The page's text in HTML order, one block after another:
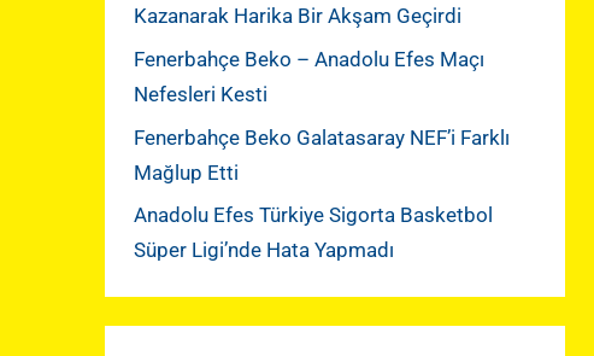
Kazanarak Harika Bir Akşam Geçirdi
Fenerbahçe Beko – Anadolu Efes Maçı
Nefesleri Kesti
Fenerbahçe Beko Galatasaray NEF’i Farklı
Mağlup Etti
Anadolu Efes Türkiye Sigorta Basketbol
Süper Ligi’nde Hata Yapmadı